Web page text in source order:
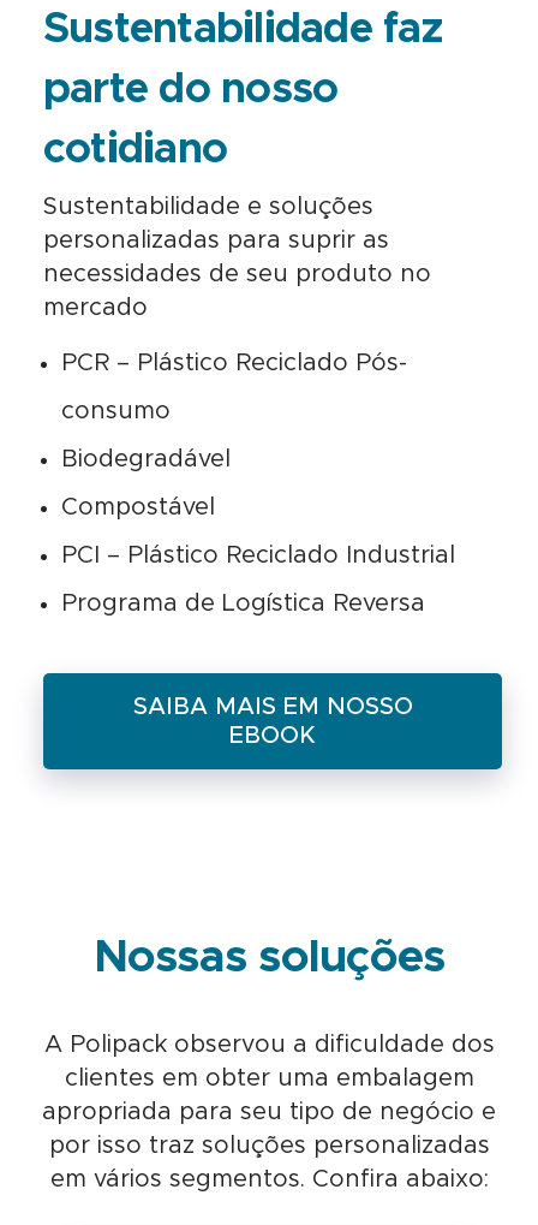
Sustentabilidade faz
parte do nosso
cotidiano
Sustentabilidade e soluções
personalizadas para suprir as
necessidades de seu produto no
mercado
PCR – Plástico Reciclado Pós-
consumo
Biodegradável
Compostável
PCI – Plástico Reciclado Industrial
Programa de Logística Reversa
SAIBA MAIS EM NOSSO
EBOOK
Nossas soluções
A Polipack observou a dificuldade dos
clientes em obter uma embalagem
apropriada para seu tipo de negócio e
por isso traz soluções personalizadas
em vários segmentos. Confira abaixo: